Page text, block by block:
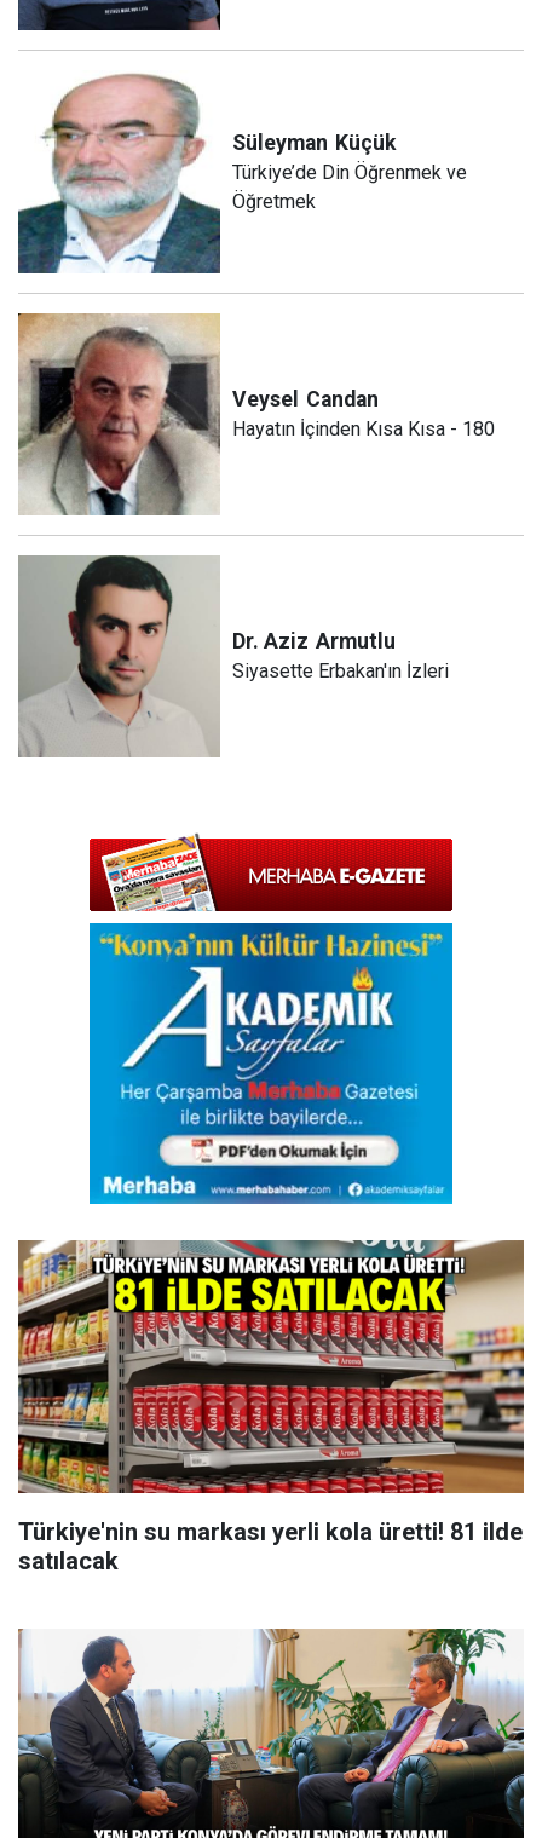
Süleyman Küçük
Türkiye’de Din Öğrenmek ve
Öğretmek
Veysel Candan
Hayatın İçinden Kısa Kısa - 180
Dr. Aziz Armutlu
Siyasette Erbakan'ın İzleri
Türkiye'nin su markası yerli kola üretti! 81 ilde
satılacak